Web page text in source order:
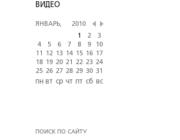
ВИДЕО
ЯНВАРЬ,
2010
1
2
3
4
5 6 7 8 9
10
11
12 13 14 15 16
17
18 19 20 21 22 23 24
25 26 27 28 29 30 31
пн вт ср чт пт сб вс
ПОИСК ПО САЙТУ